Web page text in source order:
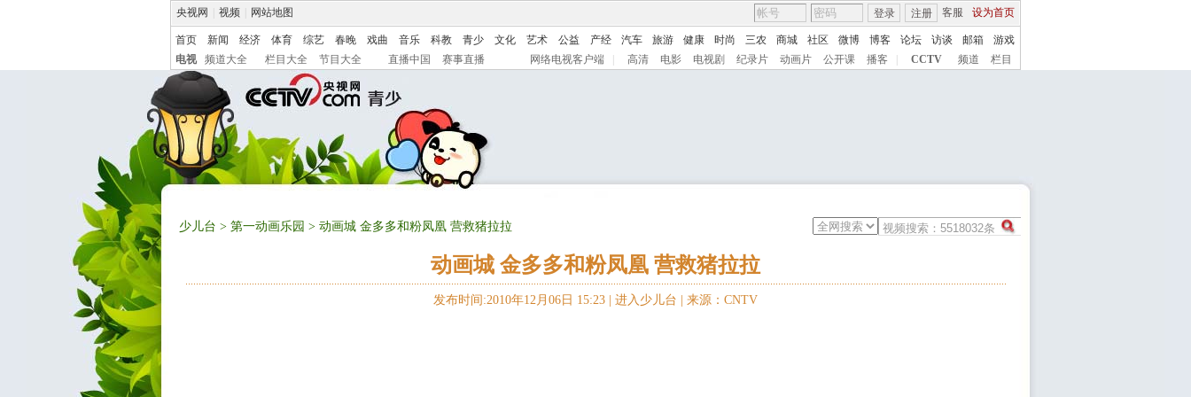
央视网 视频 网站地图 客服 设为首页
登录 注册
首页 新闻 经济 体育 综艺 春晚 戏曲 音乐 科教 青少 文化 艺术 公益 产经 汽车 旅游 健康 时尚 三农 商城 社区 微博 博客 论坛 访谈 邮箱
游戏
电视
频道大全 栏目大全 节目大全 直播中国 赛事直播 网络电视客户端 高清 电影 电视剧 纪录片 动画片 公开课 播客 CCTV 频道 栏目
少儿台 > 第一动画乐园 > 动画城 金多多和粉凤凰 营救猪拉拉
动画城 金多多和粉凤凰 营救猪拉拉
发布时间:2010年12月06日 15:23 | 进入少儿台 来源：CNTV